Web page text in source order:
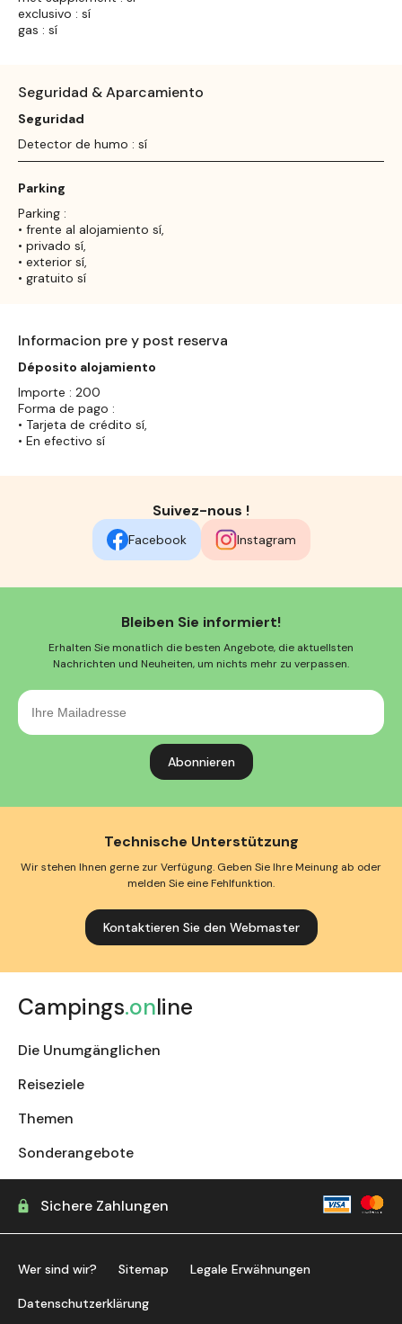
exclusivo : sí
gas : sí
Seguridad & Aparcamiento
Seguridad
Detector de humo : sí
Parking
Parking :
• frente al alojamiento sí,
• privado sí,
• exterior sí,
• gratuito sí
Informacion pre y post reserva
Déposito alojamiento
Importe : 200
Forma de pago :
• Tarjeta de crédito sí,
• En efectivo sí
Suivez-nous !
Facebook Instagram
Bleiben Sie informiert!
Erhalten Sie monatlich die besten Angebote, die aktuellsten
Nachrichten und Neuheiten, um nichts mehr zu verpassen.
Ihre
Mailadresse
Technische Unterstützung
Wir stehen Ihnen gerne zur Verfügung. Geben Sie Ihre Meinung ab oder
melden Sie eine Fehlfunktion.
Kontaktieren Sie den Webmaster
Campings.online
Die Unumgänglichen
Reiseziele
Themen
Sonderangebote
Sichere Zahlungen
Wer sind wir? Sitemap Legale Erwähnungen
Datenschutzerklärung